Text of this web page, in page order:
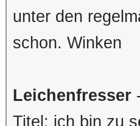
unter den
schon. Winken
Leichenfresser
Titel: ich bin zu